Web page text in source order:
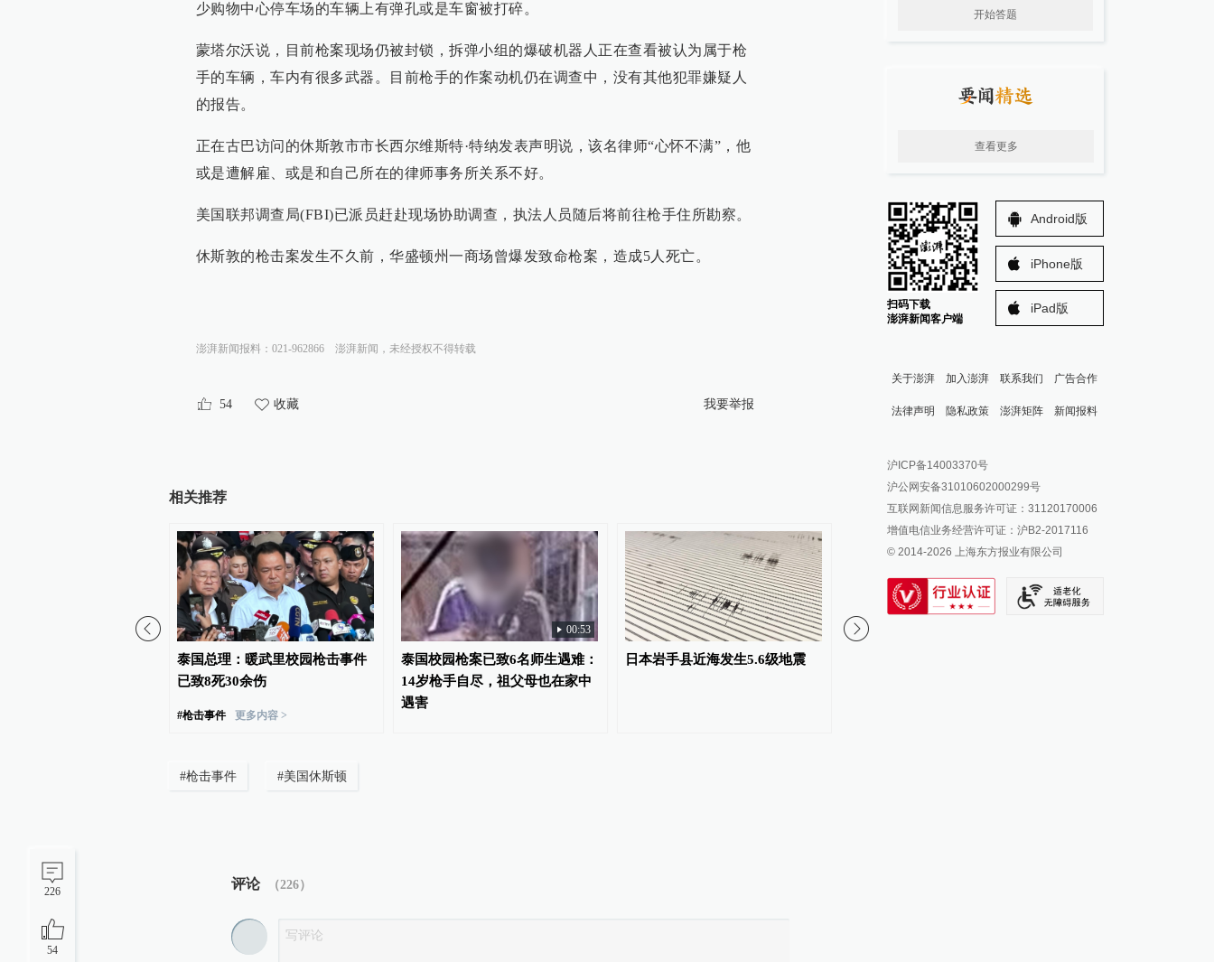
226
54
少购物中心停车场的车辆上有弹孔或是车窗被打碎。
蒙塔尔沃说，目前枪案现场仍被封锁，拆弹小组的爆破机器人正在查看被认为属于枪
手的车辆，车内有很多武器。目前枪手的作案动机仍在调查中，没有其他犯罪嫌疑人
的报告。
正在古巴访问的休斯敦市市长西尔维斯特·特纳发表声明说，该名律师“心怀不满”，他
或是遭解雇、或是和自己所在的律师事务所关系不好。
美国联邦调查局(FBI)已派员赶赴现场协助调查，执法人员随后将前往枪手住所勘察。
休斯敦的枪击案发生不久前，华盛顿州一商场曾爆发致命枪案，造成5人死亡。
澎湃新闻报料：021-962866 澎湃新闻，未经授权不得转载
54 收藏 我要举报
相关推荐
泰国总理：暖武里校园枪击事件
已致8死30余伤
#枪击事件 更多内容 >
00:53
泰国校园枪案已致6名师生遇难：
14岁枪手自尽，祖父母也在家中
遇害
日本岩手县近海发生5.6级地震
#枪击事件 #美国休斯顿
评论 （226）
开始答题
查看更多
扫码下载
澎湃新闻客户端
Android版
iPhone版
iPad版
关于澎湃 加入澎湃 联系我们 广告合作
法律声明 隐私政策 澎湃矩阵
澎湃新闻公众号
澎湃新闻抖音号
派生万物开放平台
IP SHANGHAI
SIXTH TONE
新闻报料
报料邮箱: news@thepaper.cn
沪ICP备14003370号
沪公网安备31010602000299号
互联网新闻信息服务许可证：31120170006
增值电信业务经营许可证：沪B2-2017116
© 2014-2026 上海东方报业有限公司